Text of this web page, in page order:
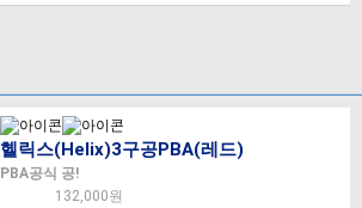
헬릭스(Helix)3구공PBA(레드)
PBA공식 공!
132,000원